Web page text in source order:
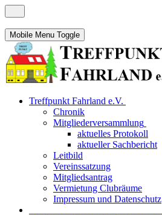
Mobile Menu Toggle
Treffpunkt Fahrland e.V.
Chronik
Mitgliederversammlung
aktuelles Protokoll
aktueller Sachbericht
Leitbild
Vereinssatzung
Mitgliedsantrag
Vermietung Clubräume
Impressum und Datenschutz